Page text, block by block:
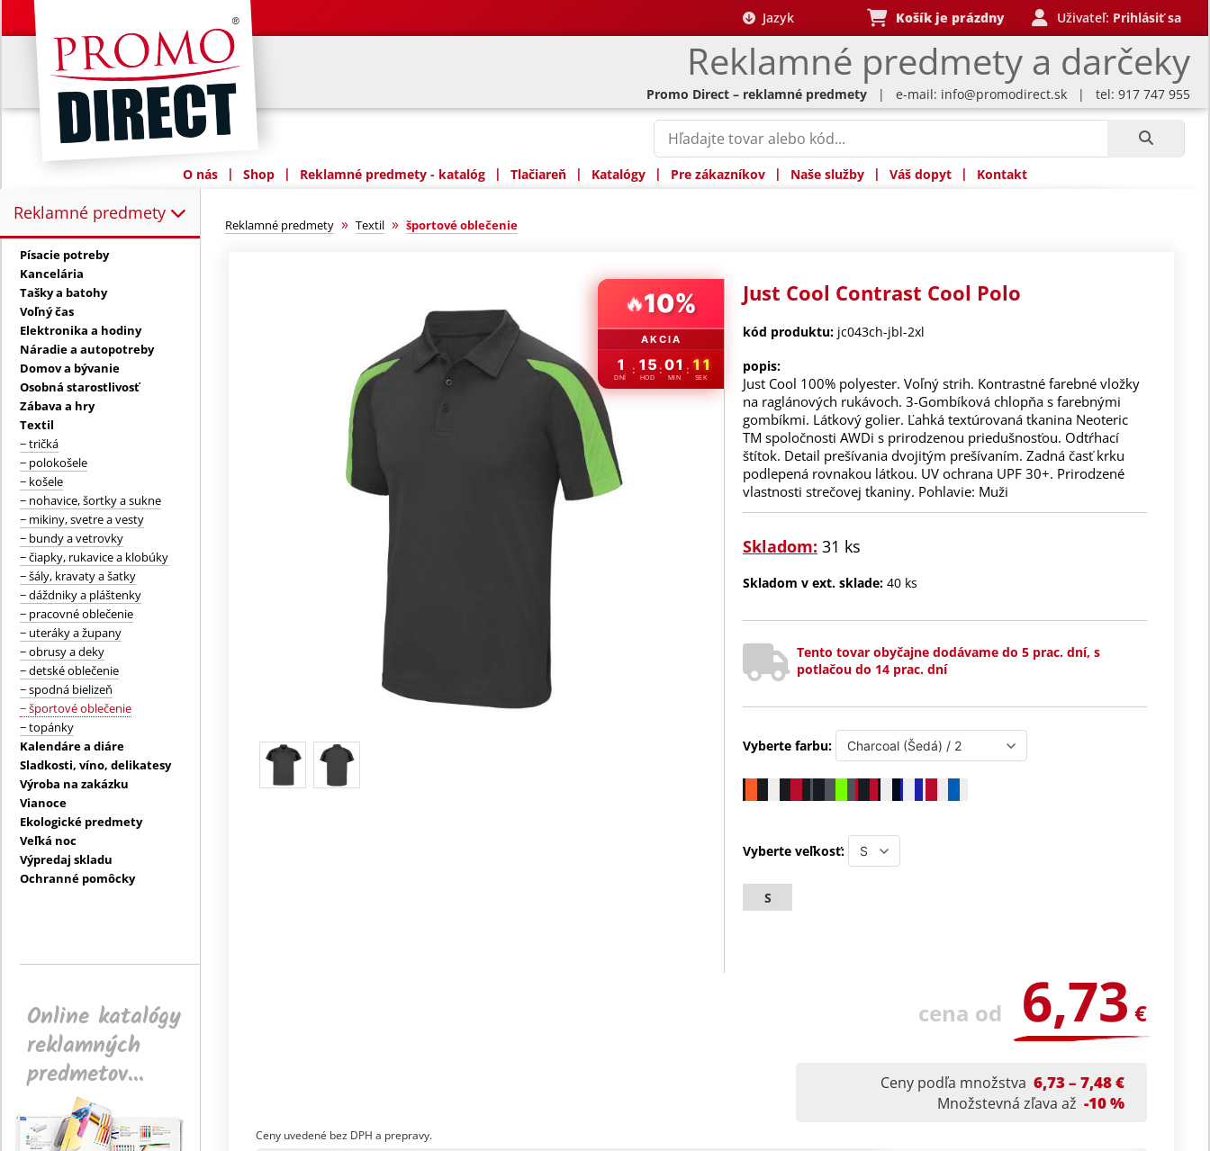
Reklamné predmety a darčeky
Jazyk Košík je prázdny Uživateľ: Prihlásiť sa
Promo Direct – reklamné predmety | e-mail: info@promodirect.sk | tel: 917 747 955
O nás | Shop | Reklamné predmety - katalóg | Tlačiareň | Katalógy | Pre zákazníkov | Naše služby | Váš dopyt | Kontakt
Reklamné predmety
Reklamné predmety:
Písacie potreby
Kancelária
Tašky a batohy
Voľný čas
Elektronika a hodiny
Náradie a autopotreby
Domov a bývanie
Osobná starostlivosť
Zábava a hry
Textil
− tričká
− polokošele
− košele
− nohavice, šortky a sukne
− mikiny, svetre a vesty
− bundy a vetrovky
− čiapky, rukavice a klobúky
− šály, kravaty a šatky
− dáždniky a pláštenky
− pracovné oblečenie
− uteráky a župany
− obrusy a deky
− detské oblečenie
− spodná bielizeň
− športové oblečenie
− topánky
Kalendáre a diáre
Sladkosti, víno, delikatesy
Výroba na zakázku
Vianoce
Ekologické predmety
Veľká noc
Výpredaj skladu
Ochranné pomôcky
Online katalógy
reklamných
predmetov...
Reklamné predmety » Textil » športové oblečenie
🔥10%
AKCIA
1
DNÍ
: 15
HOD
: 01
MIN
: 10
SEK
Just Cool Contrast Cool Polo
kód produktu: jc043ch-jbl-2xl
popis:
Just Cool 100% polyester. Voľný strih. Kontrastné farebné vložky
na raglánových rukávoch. 3-Gombíková chlopňa s farebnými
gombíkmi. Látkový golier. Ľahká textúrovaná tkanina Neoteric
TM spoločnosti AWDi s prirodzenou priedušnosťou. Odtŕhací
štítok. Detail prešívania dvojitým prešívaním. Zadná časť krku
podlepená rovnakou látkou. UV ochrana UPF 30+. Prirodzené
vlastnosti strečovej tkaniny. Pohlavie: Muži
Skladom: 31 ks
Skladom v ext. sklade: 40 ks
Tento tovar obyčajne dodávame do 5 prac. dní, s
potlačou do 14 prac. dní
Vyberte farbu:
Vyberte veľkosť:
S
cena od 6,73 €
Ceny podľa množstva 6,73 – 7,48 €
Množstevná zľava až -10 %
Ceny uvedené bez DPH a prepravy.